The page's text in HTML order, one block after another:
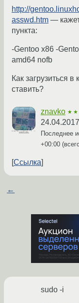
http://
asswd.htm —
пункта:
-Gentoo x86 -
amd64 nofb
Как загрузиться
ставить?
znavko ★★
Последнее
+00:00
Ссылка
←
sudo -i